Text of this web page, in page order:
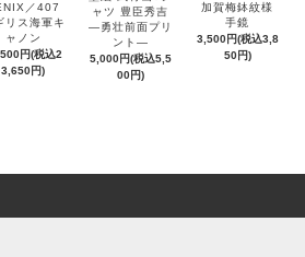
／407
リス海軍キ
ャノン
円(税込2
3,650円)
ャツ 豊臣秀吉
―勇壮前面プリ
ント―
5,000円(税込5,5
00円)
加賀梅鉢紋様
手鏡
3,500円(税込3,8
50円)